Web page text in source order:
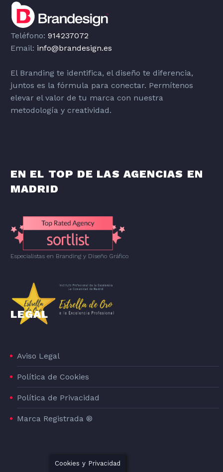
Teléfono: 914237072
Email: info@brandesign.es
El Branding te identifica, el diseño te diferencia,
juntos es la fórmula para conectar. Permítenos
elevar el valor de tu marca con nuestra
metodología y creatividad.
EN EL TOP DE LAS AGENCIAS EN
MADRID
Especialistas en Branding y Diseño Gráfico
LEGAL
Aviso Legal
Política de Cookies
Política de Privacidad
Marca Registrada ®
Cookies y Privacidad